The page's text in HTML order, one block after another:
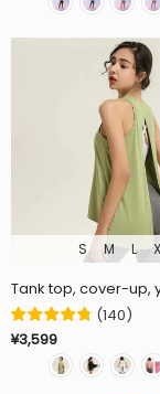
S M L
Tank top, cover-up,
(140)
¥3,599